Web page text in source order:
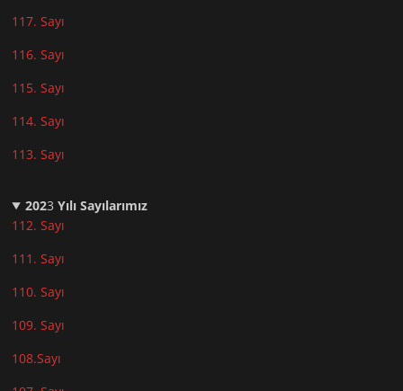
117. Sayı
116. Sayı
115. Sayı
114. Sayı
113. Sayı
2023Yılı Sayılarımız
112. Sayı
111. Sayı
110. Sayı
109. Sayı
108.Sayı